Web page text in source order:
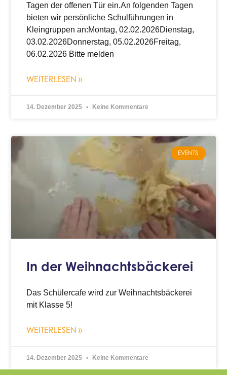
Tagen der offenen Tür ein.An folgenden Tagen
bieten wir persönliche Schulführungen in
Kleingruppen an:Montag, 02.02.2026Dienstag,
03.02.2026Donnerstag, 05.02.2026Freitag,
06.02.2026 Bitte melden
WEITERLESEN »
14. Dezember 2025 Keine Kommentare
EVENTS
In der Weihnachtsbäckerei
Das Schülercafe wird zur Weihnachtsbäckerei
mit Klasse 5!
WEITERLESEN »
14. Dezember 2025 Keine Kommentare